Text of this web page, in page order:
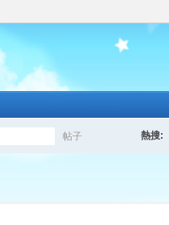
帖子 熱搜: